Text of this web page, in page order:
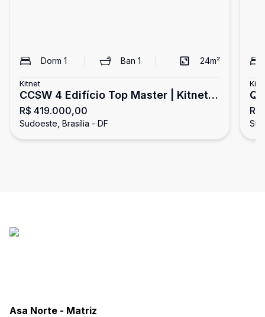
Dorm 1 Ban 1 24m²
Kitnet
CCSW 4 Edifício Top Master | Kitnet
Mobiliado com 1 Vaga de Garagem -
Sudoeste
R$ 419.000,00
Sudoeste, Brasília - DF
-
Asa Norte - Matriz